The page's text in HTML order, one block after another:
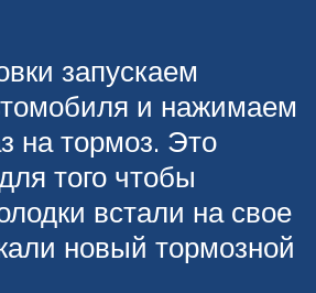
запускаем
и нажимаем
на тормоз. Это
того чтобы
встали на свое
новый тормозной